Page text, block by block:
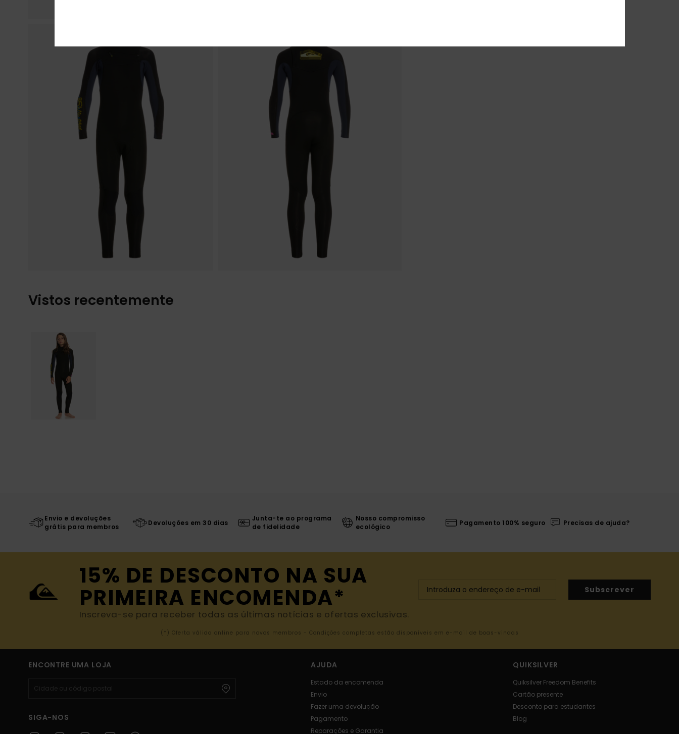
Vistos recentemente
Envio e devoluções
grátis para membros
Devoluções em 30 dias
Junta-te ao programa
de fidelidade
Nosso compromisso
ecológico
Pagamento 100% seguro Precisas de ajuda?
15% DE DESCONTO NA SUA
PRIMEIRA ENCOMENDA*
Inscreva-se para receber todas as últimas notícias e ofertas exclusivas.
Subscrever
(*) Oferta válida online para novos membros - Condições completas estão disponíveis em e-mail de boas-vindas
ENCONTRE UMA LOJA
SIGA-NOS
AJUDA
Estado da encomenda
Envio
Fazer uma devolução
Pagamento
Reparações e Garantia
QUIKSILVER
Quiksilver Freedom Benefits
Cartão presente
Desconto para estudantes
Blog